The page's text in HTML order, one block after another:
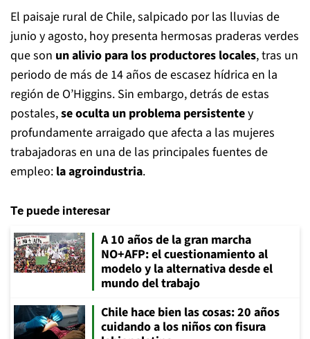
El paisaje rural de Chile, salpicado por las lluvias de
junio y agosto, hoy presenta hermosas praderas verdes
que son un alivio para los productores locales, tras un
periodo de más de 14 años de escasez hídrica en la
región de O’Higgins. Sin embargo, detrás de estas
postales,se oculta un problema persistentey
profundamente arraigado que afecta a las mujeres
trabajadoras en una de las principales fuentes de
empleo: la agroindustria.
Te puede interesar
A 10 años de la gran marcha
NO+AFP: el cuestionamiento al
modelo y la alternativa desde el
mundo del trabajo
Chile hace bien las cosas: 20 años
cuidando a los niños con fisura